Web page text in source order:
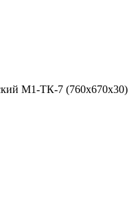
М1-ТК-7 (760x670x30)